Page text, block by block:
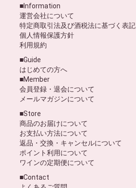
■Information
運営会社について
特定商取引法及び酒税法に基づく表記
個人情報保護方針
利用規約
■Guide
はじめての方へ
■Member
会員登録・退会について
メールマガジンについて
■Store
商品のお届けについて
お支払い方法について
返品・交換・キャンセルについて
ポイント利用について
ワインの定期便について
■Contact